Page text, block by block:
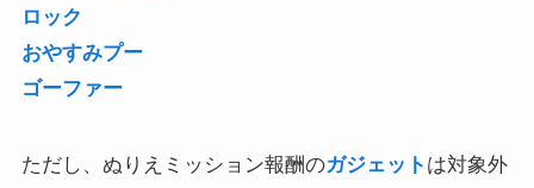
ロック
おやすみプー
ゴーファー
ただし、ぬりえミッション報酬のガジェット は対象外